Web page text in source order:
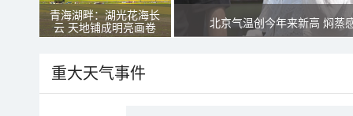
青海湖畔：湖光花海长
云 天地铺成明亮画卷
北京气温创今年来新高 焖蒸
重大天气事件